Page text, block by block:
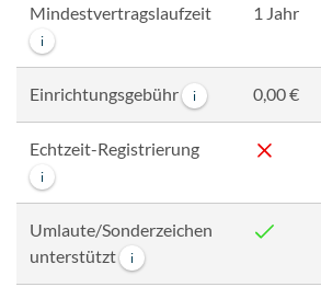
Mindestvertragslaufzeit
i
1 Jahr
Einrichtungsgebühr i 0,00 €
Echtzeit-Registrierung
i
Umlaute/Sonderzeichen
unterstützt
i